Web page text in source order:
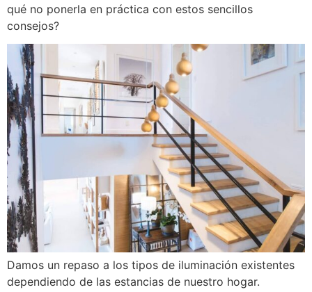
qué no ponerla en práctica con estos sencillos
consejos?
Damos un repaso a los tipos de iluminación existentes
dependiendo de las estancias de nuestro hogar.